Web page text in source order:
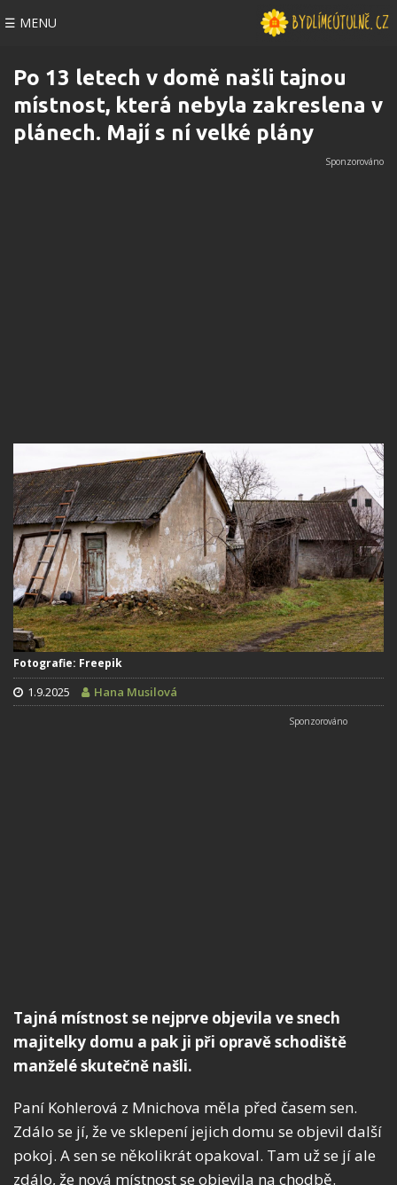
☰ MENU
Po 13 letech v domě našli tajnou
místnost, která nebyla zakreslena v
plánech. Mají s ní velké plány
Fotografie: Freepik
1.9.2025 Hana Musilová
Tajná místnost se nejprve objevila ve snech
majitelky domu a pak ji při opravě schodiště
manželé skutečně našli.
Paní Kohlerová z Mnichova měla před časem sen.
Zdálo se jí, že ve sklepení jejich domu se objevil další
pokoj. A sen se několikrát opakoval. Tam už se jí ale
zdálo, že nová místnost se objevila na chodbě.